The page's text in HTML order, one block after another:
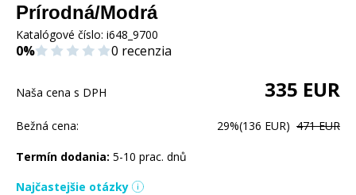
Prírodná/Modrá
Katalógové číslo: i648_9700
0% 0 recenzia
Naša cena s DPH 335 EUR
Bežná cena: 29%(136 EUR) 471 EUR
Termín dodania: 5-10 prac. dnů
Najčastejšie otázky